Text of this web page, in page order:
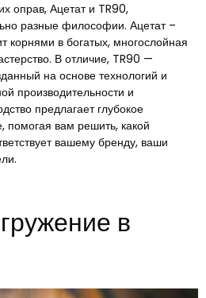
оправ, Ацетат и TR90,
разные философии. Ацетат –
корнями в богатых, многослойная
В отличие, TR90 —
на основе технологий и
производительности и
предлагает глубокое
помогая вам решить, какой
вашему бренду, ваши
в